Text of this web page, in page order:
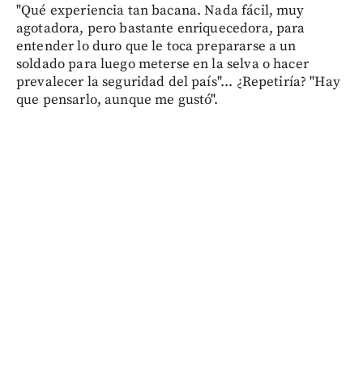
"Qué experiencia tan bacana. Nada fácil, muy
agotadora, pero bastante enriquecedora, para
entender lo duro que le toca prepararse a un
soldado para luego meterse en la selva o hacer
prevalecer la seguridad del país"... ¿Repetiría? "Hay
que pensarlo, aunque me gustó".